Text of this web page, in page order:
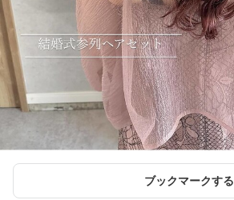
ブックマークする